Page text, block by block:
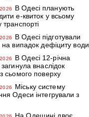
В Одесі планують
е-квиток у всьому
транспорті
В Одесі підготували
на випадок дефіциту води
В Одесі 12-річна
загинула внаслідок
сьомого поверху
Міську систему
Одеси інтегрували з